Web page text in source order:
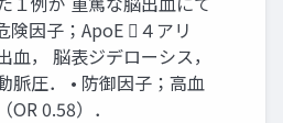
険因子；ApoE ４アリ
血， 脳表ジデローシス，
脈圧． • 防御因子；高血
OR 0.58）．